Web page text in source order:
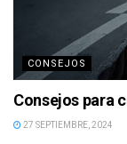
CONSEJOS
Consejos para
27 SEPTIEMBRE, 2024